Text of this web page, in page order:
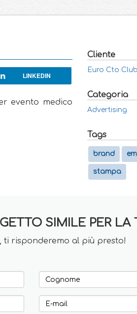
LINKEDIN
evento medico
Cliente
Euro Cto Club
Categoria
Advertising
Tags
brand
stampa
SIMILE PER LA
ti risponderemo al più presto!